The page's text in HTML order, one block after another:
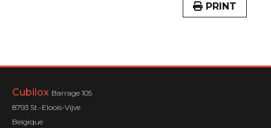
PRINT
Cubilox Barrage 105
8793 St.-Eloois-Vijve
Belgique